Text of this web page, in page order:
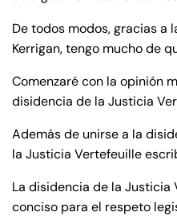
De todos modos, gracias a
Kerrigan, tengo mucho de
Comenzaré con la opinión
disidencia de la Justicia
Además de unirse a la
la Justicia Vertefeuille
La disidencia de la Justicia
conciso para el respeto